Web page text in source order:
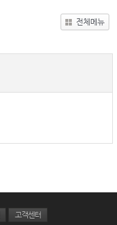
전체메뉴
고객센터